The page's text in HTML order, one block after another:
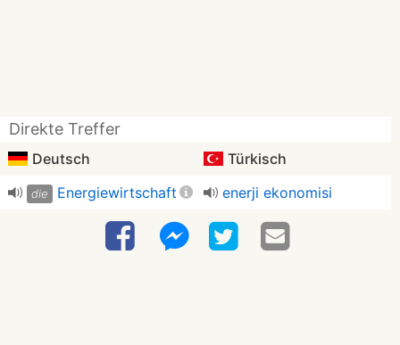
Direkte Treffer
Deutsch Türkisch
die Energiewirtschaft enerji ekonomisi